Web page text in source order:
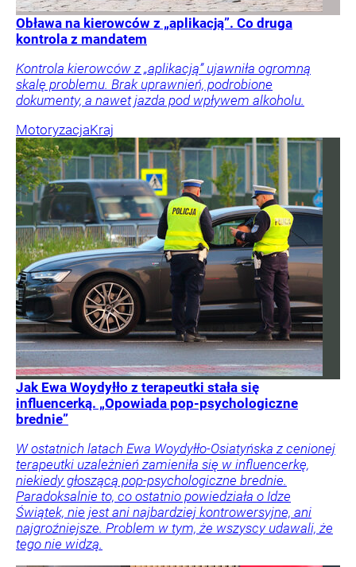
Obława na kierowców z „aplikacją”. Co druga
kontrola z mandatem
Kontrola kierowców z „aplikacją” ujawniła ogromną
skalę problemu. Brak uprawnień, podrobione
dokumenty, a nawet jazda pod wpływem alkoholu.
MotoryzacjaKraj
Jak Ewa Woydyłło z terapeutki stała się
influencerką. „Opowiada pop-psychologiczne
brednie”
W ostatnich latach Ewa Woydyłło-Osiatyńska z cenionej
terapeutki uzależnień zamieniła się w influencerkę,
niekiedy głoszącą pop-psychologiczne brednie.
Paradoksalnie to, co ostatnio powiedziała o Idze
Świątek, nie jest ani najbardziej kontrowersyjne, ani
najgroźniejsze. Problem w tym, że wszyscy udawali, że
tego nie widzą.